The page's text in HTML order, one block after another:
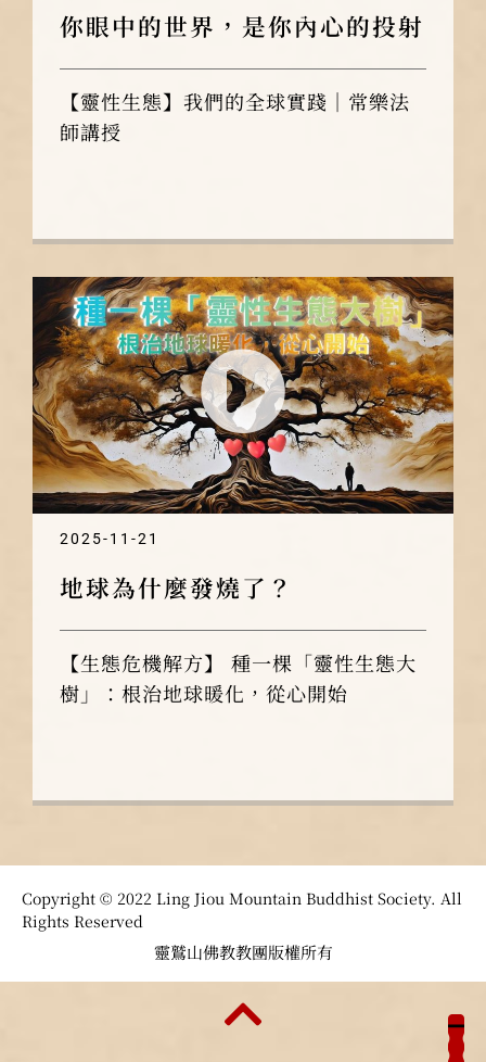
你眼中的世界，是你內心的投射
【靈性生態】我們的全球實踐｜常樂法
師講授
2025-11-21
地球為什麼發燒了？
【生態危機解方】 種一棵「靈性生態大
樹」：根治地球暖化，從心開始
Copyright © 2022 Ling Jiou Mountain Buddhist Society. All
Rights Reserved
靈鷲山佛教教團版權所有